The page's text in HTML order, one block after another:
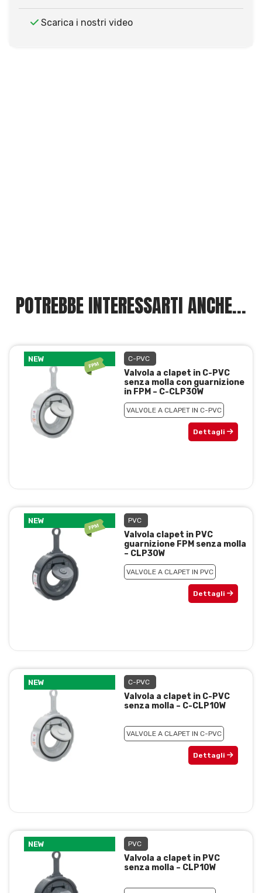
Scarica i nostri video
POTREBBE INTERESSARTI ANCHE...
NEW C-PVC
Valvola a clapet in C-PVC
senza molla con guarnizione
in FPM – C-CLP30W
VALVOLE A CLAPET IN C-PVC
Dettagli
NEW PVC
Valvola clapet in PVC
guarnizione FPM senza molla
– CLP30W
VALVOLE A CLAPET IN PVC
Dettagli
NEW C-PVC
Valvola a clapet in C-PVC
senza molla – C-CLP10W
VALVOLE A CLAPET IN C-PVC
Dettagli
NEW PVC
Valvola a clapet in PVC
senza molla – CLP10W